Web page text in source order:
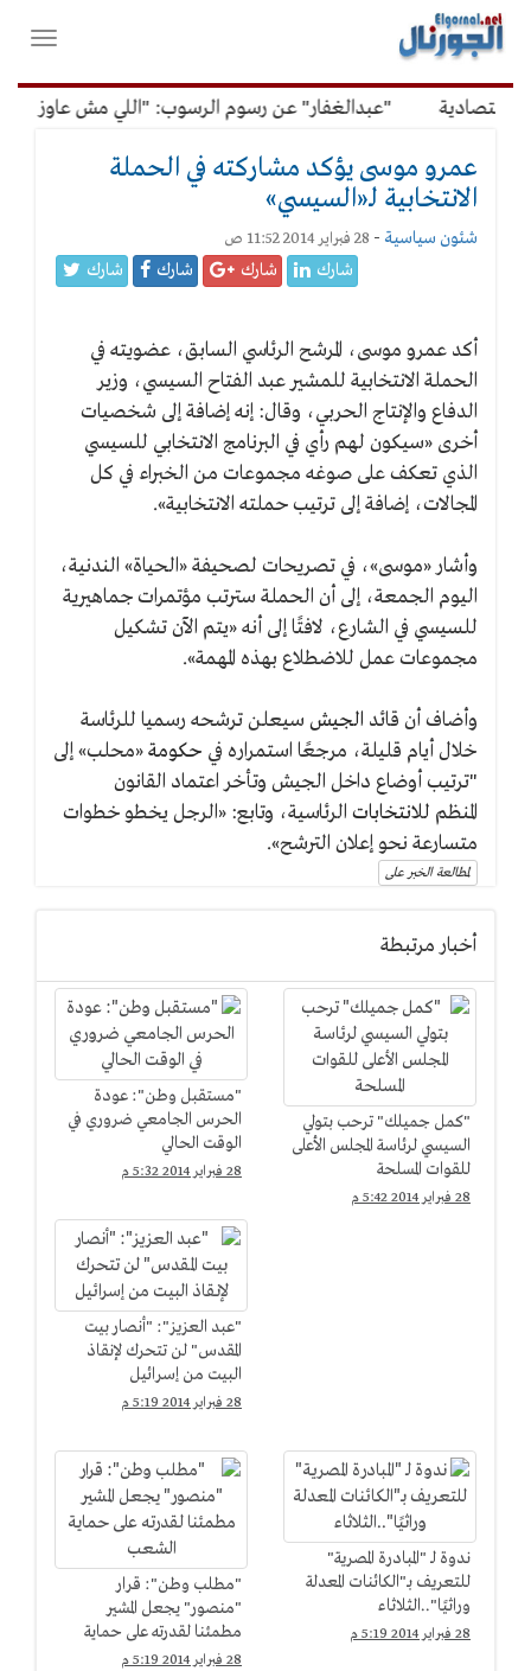
القائمة
الرئيسية
فتح
"عبدالغفار" عن رسوم الرسوب: "اللي مش عاوز
عمرو موسى يؤكد مشاركته في الحملة
الانتخابية لـ«السيسي»
شئون سياسية - 28 فبراير 2014 11:52 ص
شارك شارك شارك شارك
أكد عمرو موسى، المرشح الرئاسي السابق، عضويته في
الحملة الانتخابية للمشير عبد الفتاح السيسي، وزير
الدفاع والإنتاج الحربي، وقال: إنه إضافة إلى شخصيات
أخرى «سيكون لهم رأي في البرنامج الانتخابي للسيسي
الذي تعكف على صوغه مجموعات من الخبراء في كل
المجالات، إضافة إلى ترتيب حملته الانتخابية».
وأشار «موسى»، في تصريحات لصحيفة «الحياة» الندنية،
اليوم الجمعة، إلى أن الحملة سترتب مؤتمرات جماهيرية
للسيسي في الشارع، لافتًا إلى أنه «يتم الآن تشكيل
مجموعات عمل للاضطلاع بهذه المهمة».
وأضاف أن قائد الجيش سيعلن ترشحه رسميا للرئاسة
خلال أيام قليلة، مرجعًا استمراره في حكومة«محلب» إلى
"ترتيب أوضاع داخل الجيش وتأخر اعتماد القانون
المنظم للانتخابات الرئاسية، وتابع: «الرجل يخطو خطوات
متسارعة نحو إعلان الترشح».
لمطالعة الخبر على
أخبار مرتبطة
"كمل جميلك" ترحب بتولي
السيسي لرئاسة المجلس الأعلى
للقوات المسلحة
28 فبراير 2014 5:42 م
"مستقبل وطن": عودة
الحرس الجامعي ضروري في
الوقت الحالي
28 فبراير 2014 5:32 م
"عبد العزيز": "أنصار بيت
المقدس" لن تتحرك لإنقاذ
البيت من إسرائيل
28 فبراير 2014 5:19 م
ندوة لـ "المبادرة المصرية"
للتعريف بـ"الكائنات المعدلة
وراثيًا"..الثلاثاء
28 فبراير 2014 5:19 م
"مطلب وطن": قرار
"منصور" يجعل المشير
مطمئنا لقدرته على حماية
الشعب
28 فبراير 2014 5:19 م